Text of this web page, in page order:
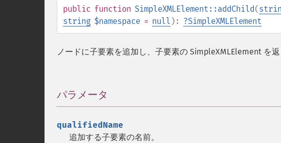
public function SimpleXMLElement::addChild(
string $namespace = null ): ?SimpleXMLElement
ノードに子要素を追加し、子要素の SimpleXMLElement を返
パラメータ
qualifiedName
追加する子要素の名前。